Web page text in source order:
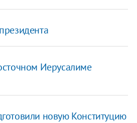
Иерусалиме
новую Конституцию